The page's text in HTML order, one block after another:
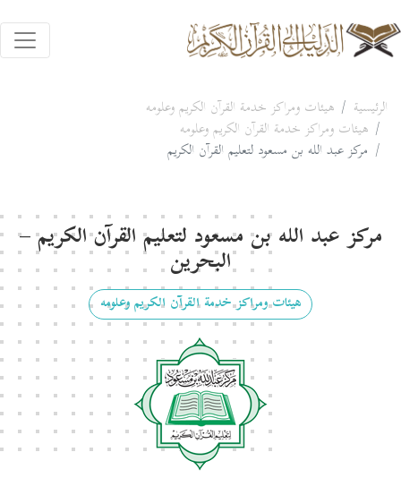
الرئيسية
هيئات ومراكز خدمة القرآن الكريم وعلومه
هيئات ومراكز خدمة القرآن الكريم وعلومه
مركز عبد الله بن مسعود لتعليم القرآن الكريم
مركز عبد الله بن مسعود لتعليم القرآن الكريم –
البحرين
هيئات ومراكز خدمة القرآن الكريم وعلومه